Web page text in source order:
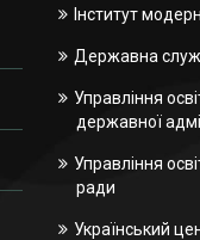
Інститут
Державна
Управління
державної
Управління
ради
Український